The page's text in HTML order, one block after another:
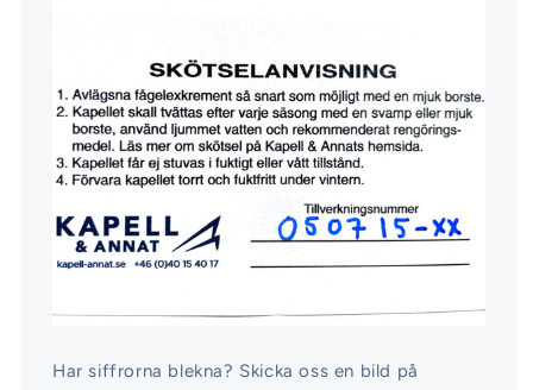
Har siffrorna blekna? Skicka oss en bild på